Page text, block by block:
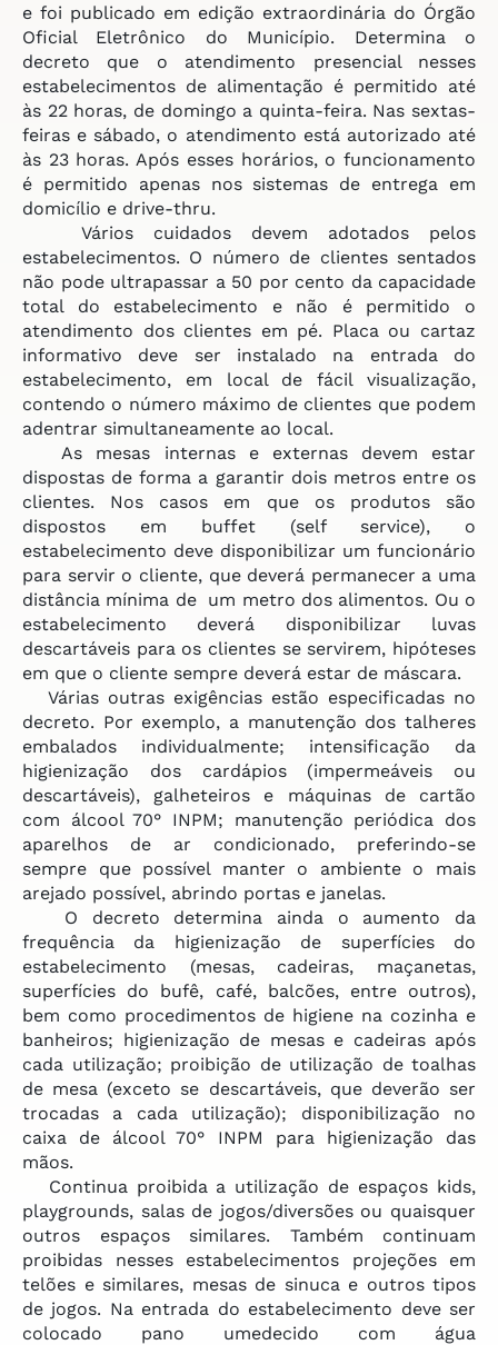
e foi publicado em edição extraordinária do Órgão
Oficial Eletrônico do Município. Determina o
decreto que o atendimento presencial nesses
estabelecimentos de alimentação é permitido até
às 22 horas, de domingo a quinta-feira. Nas sextas-
feiras e sábado, o atendimento está autorizado até
às 23 horas. Após esses horários, o funcionamento
é permitido apenas nos sistemas de entrega em
domicílio e drive-thru.
Vários cuidados devem adotados pelos
estabelecimentos. O número de clientes sentados
não pode ultrapassar a 50 por cento da capacidade
total do estabelecimento e não é permitido o
atendimento dos clientes em pé. Placa ou cartaz
informativo deve ser instalado na entrada do
estabelecimento, em local de fácil visualização,
contendo o número máximo de clientes que podem
adentrar simultaneamente ao local.
As mesas internas e externas devem estar
dispostas de forma a garantir dois metros entre os
clientes. Nos casos em que os produtos são
dispostos em buffet (self service), o
estabelecimento deve disponibilizar um funcionário
para servir o cliente, que deverá permanecer a uma
distância mínima de um metro dos alimentos. Ou o
estabelecimento deverá disponibilizar luvas
descartáveis para os clientes se servirem, hipóteses
em que o cliente sempre deverá estar de máscara.
Várias outras exigências estão especificadas no
decreto. Por exemplo, a manutenção dos talheres
embalados individualmente; intensificação da
higienização dos cardápios (impermeáveis ou
descartáveis), galheteiros e máquinas de cartão
com álcool 70° INPM; manutenção periódica dos
aparelhos de ar condicionado, preferindo-se
sempre que possível manter o ambiente o mais
arejado possível, abrindo portas e janelas.
O decreto determina ainda o aumento da
frequência da higienização de superfícies do
estabelecimento (mesas, cadeiras, maçanetas,
superfícies do bufê, café, balcões, entre outros),
bem como procedimentos de higiene na cozinha e
banheiros; higienização de mesas e cadeiras após
cada utilização; proibição de utilização de toalhas
de mesa (exceto se descartáveis, que deverão ser
trocadas a cada utilização); disponibilização no
caixa de álcool 70° INPM para higienização das
mãos.
Continua proibida a utilização de espaços kids,
playgrounds, salas de jogos/diversões ou quaisquer
outros espaços similares. Também continuam
proibidas nesses estabelecimentos projeções em
telões e similares, mesas de sinuca e outros tipos
de jogos. Na entrada do estabelecimento deve ser
colocado pano umedecido com água